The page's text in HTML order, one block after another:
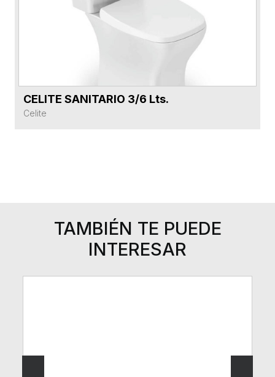
VER FICHA DEL PRODUCTO
CELITE SANITARIO 3/6 Lts.
Celite
TAMBIÉN TE PUEDE
INTERESAR